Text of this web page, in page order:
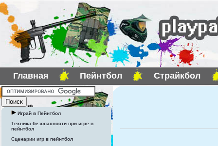
Главная Пейнтбол Страйкбол
Играй в Пейнтбол
Техника безопасности при игре в
пейнтбол
Сценарии игр в пейнтбол